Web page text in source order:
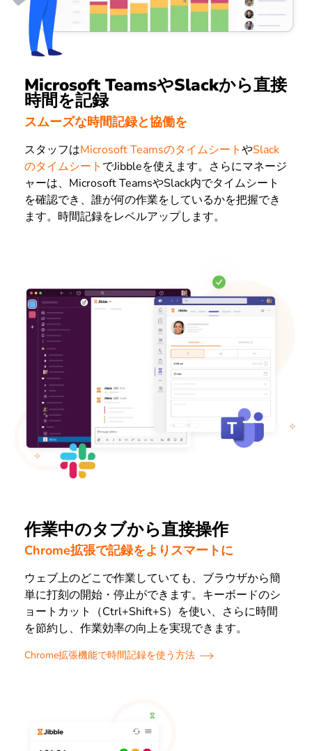
Microsoft TeamsやSlackから直接
時間を記録
スムーズな時間記録と協働を
スタッフはMicrosoft TeamsのタイムシートやSlack
のタイムシート でJibbleを使えます。さらにマネージ
ャーは、Microsoft TeamsやSlack内でタイムシート
を確認でき、誰が何の作業をしているかを把握でき
ます。時間記録をレベルアップします。
作業中のタブから直接操作
Chrome拡張で記録をよりスマートに
ウェブ上のどこで作業していても、ブラウザから簡
単に打刻の開始・停止ができます。キーボードのシ
ョートカット（Ctrl+Shift+S）を使い、さらに時間
を節約し、作業効率の向上を実現できます。
Chrome拡張機能で時間記録を使う方法